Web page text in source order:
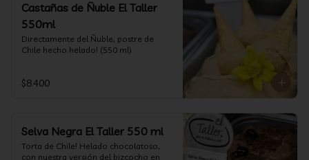
Castañas de Ñuble El Taller
550ml
Directamente del Ñuble, postre de
Chile hecho helado! (550 ml)
$8.400
Selva Negra El Taller 550 ml
Torta de Chile! Helado chocolatoso,
con nuestra versión del bizcocho en